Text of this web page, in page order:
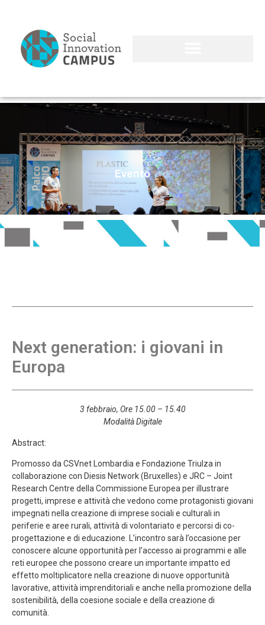
Evento
Next generation: i giovani in
Europa
3 febbraio, Ore 15.00 – 15.40
Modalità Digitale
Abstract:
Promosso da CSVnet Lombardia e Fondazione Triulza in
collaborazione con Diesis Network (Bruxelles) e JRC – Joint
Research Centre della Commissione Europea per illustrare
progetti, imprese e attività che vedono come protagonisti giovani
impegnati nella creazione di imprese sociali e culturali in
periferie e aree rurali, attività di volontariato e percorsi di co-
progettazione e di educazione. L’incontro sarà l’occasione per
conoscere alcune opportunità per l’accesso ai programmi e alle
reti europee che possono creare un importante impatto ed
effetto moltiplicatore nella creazione di nuove opportunità
lavorative, attività imprenditoriali e anche nella promozione della
sostenibilità, della coesione sociale e della creazione di
comunità.